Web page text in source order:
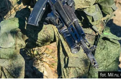
fot. Mil.ru,